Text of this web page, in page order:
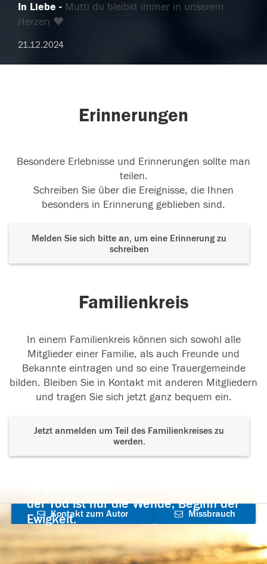
In Liebe
Mutti du bleibst immer in unserem
Herzen ❤️
21.12.2024
Erinnerungen
Besondere Erlebnisse und Erinnerungen sollte man
teilen.
Schreiben Sie über die Ereignisse, die Ihnen
besonders in Erinnerung geblieben sind.
Melden Sie sich bitte an, um eine Erinnerung zu
schreiben
Familienkreis
In einem Familienkreis können sich sowohl alle
Mitglieder einer Familie, als auch Freunde und
Bekannte eintragen und so eine Trauergemeinde
bilden. Bleiben Sie in Kontakt mit anderen Mitgliedern
und tragen Sie sich jetzt ganz bequem ein.
Jetzt anmelden um Teil des Familienkreises zu
werden.
der Tod ist nur die Wende, Beginn der
Ewigkeit.
Kontakt zum Autor
aufnehmen
Missbrauch